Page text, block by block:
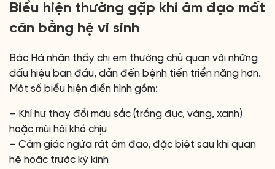
Biểu hiện thường gặp khi âm đạo mất
cân bằng hệ vi sinh
Bác Hà nhận thấy chị em thường chủ quan với những
dấu hiệu ban đầu, dẫn đến bệnh tiến triển nặng hơn.
Một số biểu hiện điển hình gồm:
– Khí hư thay đổi màu sắc (trắng đục, vàng, xanh)
hoặc mùi hôi khó chịu
– Cảm giác ngứa rát âm đạo, đặc biệt sau khi quan
hệ hoặc trước kỳ kinh